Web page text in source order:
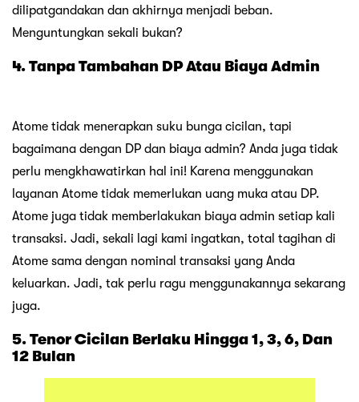
dilipatgandakan dan akhirnya menjadi beban.
Menguntungkan sekali bukan?
4. Tanpa Tambahan DP Atau Biaya Admin
Atome tidak menerapkan suku bunga cicilan, tapi
bagaimana dengan DP dan biaya admin? Anda juga tidak
perlu mengkhawatirkan hal ini! Karena menggunakan
layanan Atome tidak memerlukan uang muka atau DP.
Atome juga tidak memberlakukan biaya admin setiap kali
transaksi. Jadi, sekali lagi kami ingatkan, total tagihan di
Atome sama dengan nominal transaksi yang Anda
keluarkan. Jadi, tak perlu ragu menggunakannya sekarang
juga.
5. Tenor Cicilan Berlaku Hingga 1, 3, 6, Dan
12 Bulan